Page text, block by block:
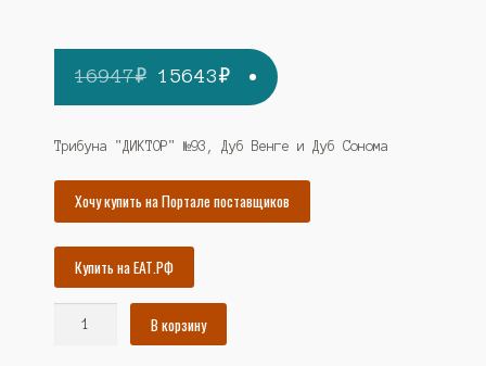
16947₽ Первоначальная
цена
составляла
16947₽.
15643₽Текущая
цена:
15643₽.
Трибуна "ДИКТОР" №93, Дуб Венге и Дуб Сонома
Хочу купить на Портале поставщиков
Купить на ЕАТ.РФ
В корзину